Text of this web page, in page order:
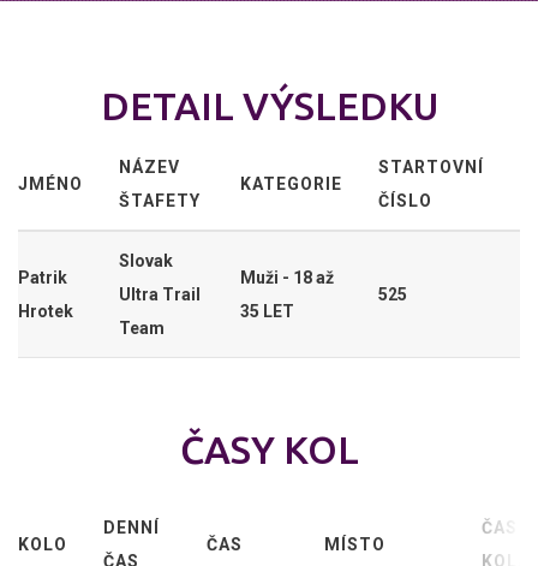
DETAIL VÝSLEDKU
JMÉNO
NÁZEV
ŠTAFETY
KATEGORIE
STARTOVNÍ
ČÍSLO
Patrik
Hrotek
Slovak
Ultra Trail
Team
Muži - 18 až
35 LET
525
ČASY KOL
KOLO
DENNÍ
ČAS
ČAS MÍSTO
ČAS
KOLA